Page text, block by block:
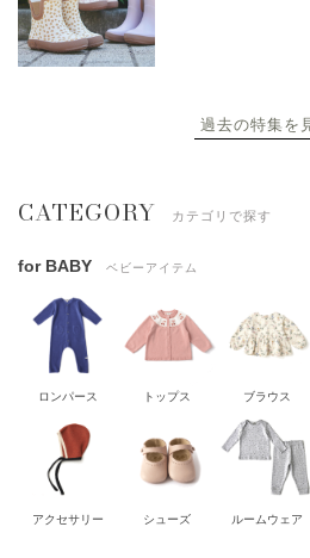
過去の特集を
CATEGORY カテゴリで探す
for BABY ベビーアイテム
ロンパース トップス ブラウス
アクセサリー シューズ ルームウェア